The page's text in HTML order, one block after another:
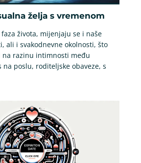
želja s vremenom
života, mijenjaju se i naše
ali i svakodnevne okolnosti, što
na razinu intimnosti među
poslu, roditeljske obaveze, s